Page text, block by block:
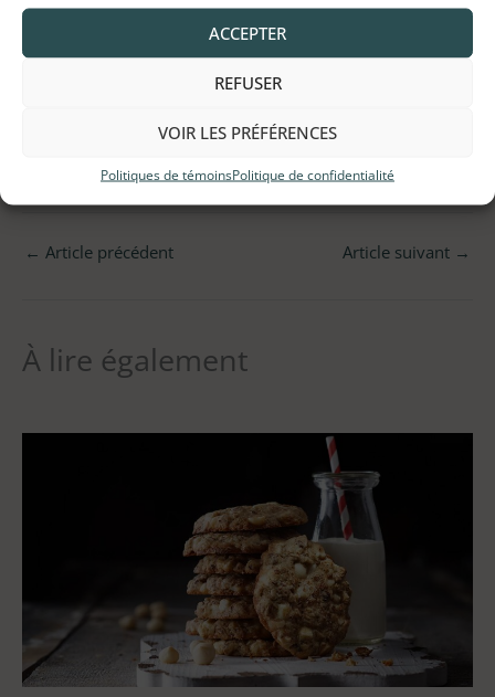
ACCEPTER
REFUSER
VOIR LES PRÉFÉRENCES
Politiques de témoinsPolitique de confidentialité
← Article précédent Article suivant →
À lire également